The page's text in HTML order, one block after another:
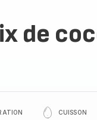
de
CUISSON